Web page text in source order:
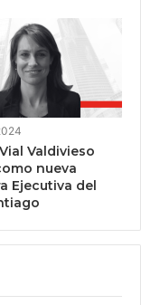
Valdivieso
nueva
Ejecutiva del